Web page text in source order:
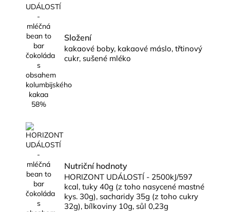
Složení
kakaové boby, kakaové máslo, třtinový
cukr, sušené mléko
Nutriční hodnoty
HORIZONT UDÁLOSTÍ - 2500kJ/597
kcal, tuky 40g (z toho nasycené mastné
kys. 30g), sacharidy 35g (z toho cukry
32g), bílkoviny 10g, sůl 0,23g